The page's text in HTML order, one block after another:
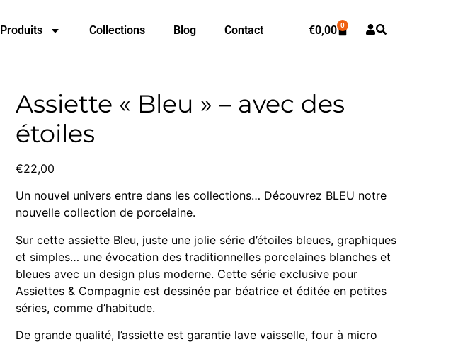
Produits Collections Blog Contact €0,00 0
Assiette « Bleu » – avec des
étoiles
€22,00
Un nouvel univers entre dans les collections… Découvrez BLEU notre
nouvelle collection de porcelaine.
Sur cette assiette Bleu, juste une jolie série d’étoiles bleues, graphiques
et simples… une évocation des traditionnelles porcelaines blanches et
bleues avec un design plus moderne. Cette série exclusive pour
Assiettes & Compagnie est dessinée par béatrice et éditée en petites
séries, comme d’habitude.
De grande qualité, l’assiette est garantie lave vaisselle, four à micro